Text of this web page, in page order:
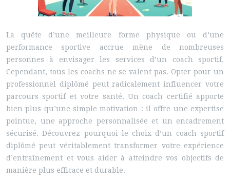
La quête d’une meilleure forme physique ou d’une
performance sportive accrue mène de nombreuses
personnes à envisager les services d’un coach sportif.
Cependant, tous les coachs ne se valent pas. Opter pour un
professionnel diplômé peut radicalement influencer votre
parcours sportif et votre santé. Un coach certifié apporte
bien plus qu’une simple motivation : il offre une expertise
pointue, une approche personnalisée et un encadrement
sécurisé. Découvrez pourquoi le choix d’un coach sportif
diplômé peut véritablement transformer votre expérience
d’entraînement et vous aider à atteindre vos objectifs de
manière plus efficace et durable.